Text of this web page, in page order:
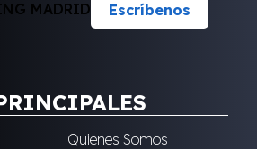
Escríbenos
Quienes Somos